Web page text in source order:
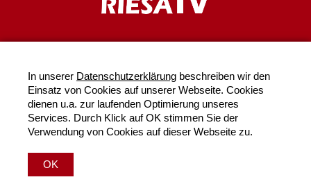
In unserer Datenschutzerklärung beschreiben wir den
Einsatz von Cookies auf unserer Webseite. Cookies
dienen u.a. zur laufenden Optimierung unseres
Services. Durch Klick auf OK stimmen Sie der
Verwendung von Cookies auf dieser Webseite zu.
OK